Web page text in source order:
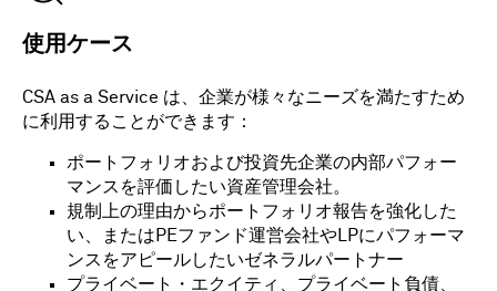
使用ケース
CSA as a Service は、企業が様々なニーズを満たすため
に利用することができます：
ポートフォリオおよび投資先企業の内部パフォー
マンスを評価したい資産管理会社。
規制上の理由からポートフォリオ報告を強化した
い、またはPEファンド運営会社やLPにパフォーマ
ンスをアピールしたいゼネラルパートナー
プライベート・エクイティ、プライベート負債、